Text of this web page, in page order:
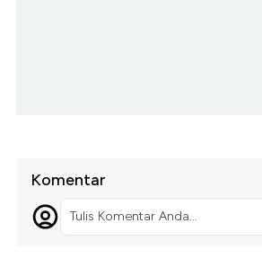
Komentar
Tulis Komentar Anda...